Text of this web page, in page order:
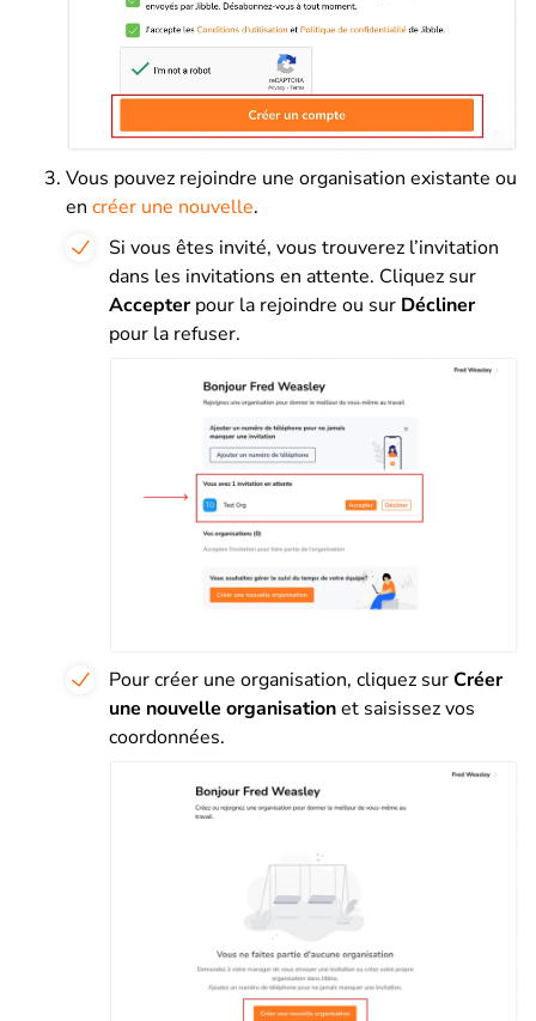
Vous pouvez rejoindre une organisation existante ou
en créer une nouvelle.
Si vous êtes invité, vous trouverez l’invitation
dans les invitations en attente. Cliquez sur
Accepterpour la rejoindre ou sur Décliner
pour la refuser.
Pour créer une organisation, cliquez surCréer
une nouvelle organisationet saisissez vos
coordonnées.